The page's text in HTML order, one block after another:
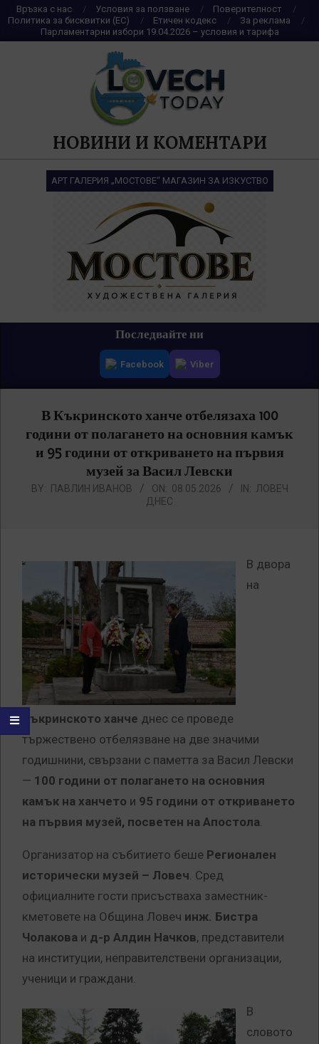
Skip
to
content
Връзка с нас Условия за ползване
Поверителност
Политика за бисквитки (ЕС)
Етичен кодекс
За реклама
Парламентарни избори 19.04.2026 – условия и тарифа
НОВИНИ И КОМЕНТАРИ
АРТ ГАЛЕРИЯ „МОСТОВЕ“ МАГАЗИН ЗА ИЗКУСТВО
Последвайте ни
Facebook Viber
В Къкринското ханче отбелязаха 100
години от полагането на основния камък
и 95 години от откриването на първия
музей за Васил Левски
BY: ПАВЛИН ИВАНОВ ON: 08.05.2026 IN: ЛОВЕЧ
ДНЕС
В двора
на
Къкринското ханче днес се проведе
тържествено отбелязване на две значими
годишнини, свързани с паметта за Васил Левски
— 100 години от полагането на основния
камък на ханчето и 95 години от откриването
на първия музей, посветен на Апостола
Организатор на събитието беше Регионален
исторически музей – Ловеч . Сред
официалните гости присъстваха заместник-
кметовете на Община Ловеч инж. Бистра
Чолакова и д-р Алдин Начков, представители
на институции, неправителствени организации,
ученици и граждани.
В
словото